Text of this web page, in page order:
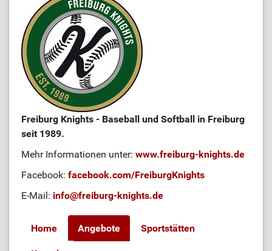
Sportstätten
Job-Börse
Kontakt
Freiburg Knights - Baseball und Softball in Freiburg
seit 1989.
Mehr Informationen unter: www.freiburg-knights.de
Facebook: facebook.com/FreiburgKnights
E-Mail: info@freiburg-knights.de
Home Angebote Sportstätten